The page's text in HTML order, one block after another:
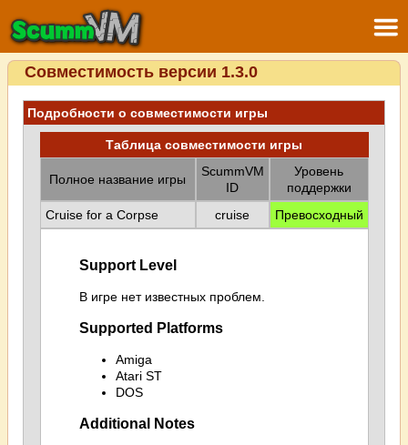
Совместимость версии 1.3.0
Подробности о совместимости игры
Таблица совместимости игры
Полное название игры
ScummVM
ID
Уровень
поддержки
Cruise for a Corpse
cruise Превосходный
Support Level
В игре нет известных проблем.
Supported Platforms
Amiga
Atari ST
DOS
Additional Notes